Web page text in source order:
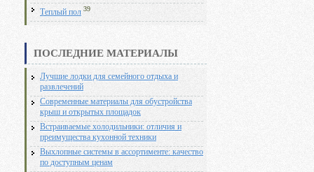
Теплый пол 39
ПОСЛЕДНИЕ МАТЕРИАЛЫ
Лучшие лодки для семейного отдыха и
развлечений
Современные материалы для обустройства
крыш и открытых площадок
Встраиваемые холодильники: отличия и
преимущества кухонной техники
Выхлопные системы в ассортименте: качество
по доступным ценам